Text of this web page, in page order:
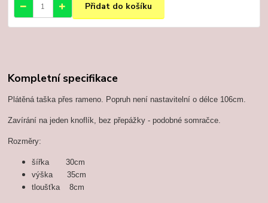
Přidat do košíku
Kompletní specifikace
Plátěná taška přes rameno. Popruh není nastavitelní o délce 106cm.
Zavírání na jeden knoflík, bez přepážky - podobné somračce.
Rozměry:
šířka 30cm
výška 35cm
tloušťka 8cm